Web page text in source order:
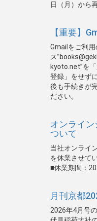
日（月）から
【重要】
Gmailをご利
ス
kyoto.net”を
登録」をせず
後も手続きが
ださい。
オンライ
ついて
当社オンライ
を休業させて
■休業期間：
月刊京都
2026年4月号